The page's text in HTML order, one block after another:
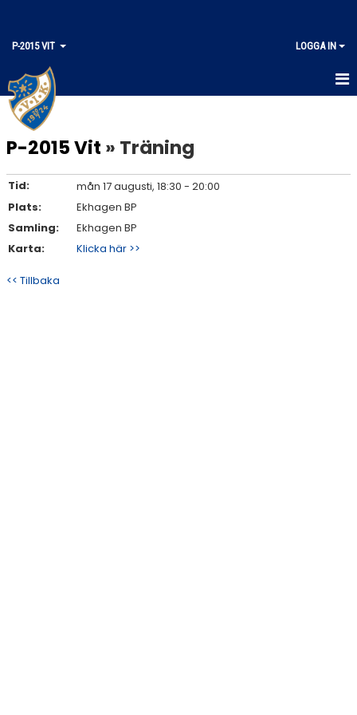
P-2015 VIT LOGGA IN
HEM
KALENDER
MATCHER
TRUPPEN
P-2015 Vit » Träning
Tid:
mån 17 augusti, 18:30 - 20:00
Plats:
Ekhagen BP
Samling:
Ekhagen BP
Karta:
Klicka här >>
<< Tillbaka